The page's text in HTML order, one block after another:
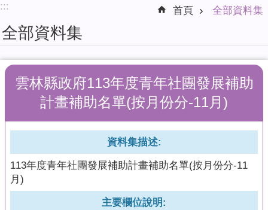
擬
系
統
教
練
程
簡
報
::: 首頁 全部資料集
全部資料集
雲林縣政府113年度青年社團發展補助
計畫補助名單(按月份分-11月)
資料集描述:
113年度青年社團發展補助計畫補助名單(按月份分-11
月)
主要欄位說明: